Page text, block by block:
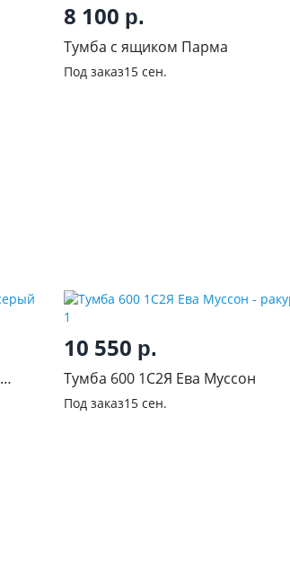
8 100 р.
Тумба с ящиком Парма
Под заказ15 сен.
10 550 р.
Тумба 600 1С2Я Ева Муссон
Под заказ15 сен.